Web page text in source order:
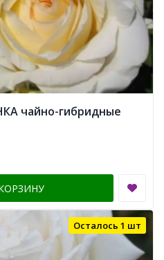
чайно-гибридные
Осталось 1 шт